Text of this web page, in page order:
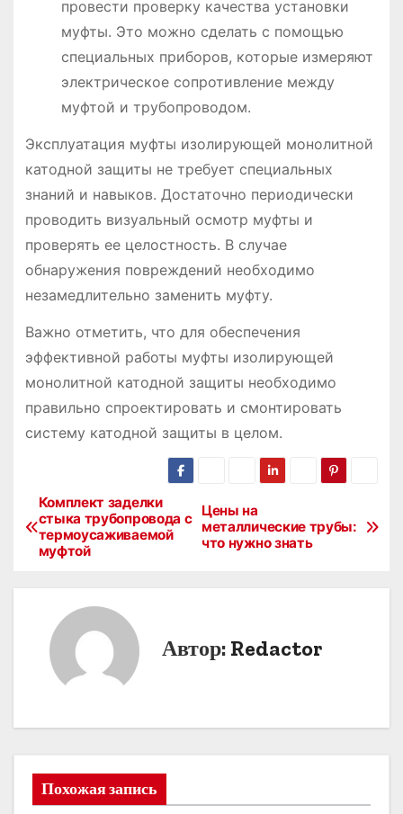
провести проверку качества установки
муфты. Это можно сделать с помощью
специальных приборов, которые измеряют
электрическое сопротивление между
муфтой и трубопроводом.
Эксплуатация муфты изолирующей монолитной
катодной защиты не требует специальных
знаний и навыков. Достаточно периодически
проводить визуальный осмотр муфты и
проверять ее целостность. В случае
обнаружения повреждений необходимо
незамедлительно заменить муфту.
Важно отметить, что для обеспечения
эффективной работы муфты изолирующей
монолитной катодной защиты необходимо
правильно спроектировать и смонтировать
систему катодной защиты в целом.
Н
ц
я
Цены на
металлические трубы:
что нужно знать
Комплект заделки
стыка трубопровода с
термоусаживаемой
муфтой
Автор: Redactor
Похожая запись